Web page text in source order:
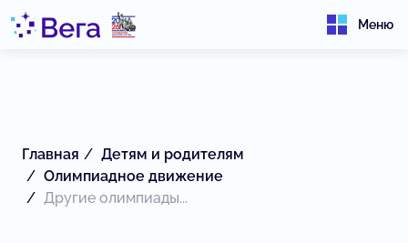
Меню
Главная
Детям и родителям
Олимпиадное движение
Другие олимпиады...